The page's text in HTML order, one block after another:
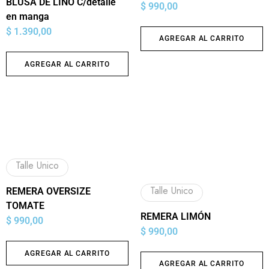
en manga
$ 1.390,00
AGREGAR AL CARRITO
$ 990,00
AGREGAR AL CARRITO
Talle Unico
REMERA OVERSIZE
TOMATE
$ 990,00
AGREGAR AL CARRITO
Talle Unico
REMERA LIMÓN
$ 990,00
AGREGAR AL CARRITO